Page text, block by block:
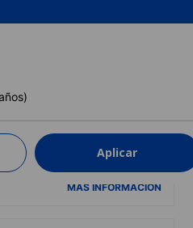
Aplicar
MÁS INFORMACIÓN